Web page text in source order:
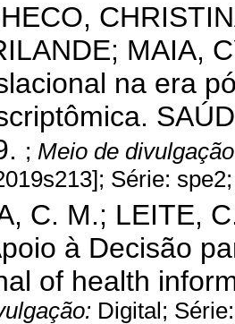
MAIA,
na era
; Meio de
Série:
C. M.; LEITE,
à Decisão
of health
Digital;